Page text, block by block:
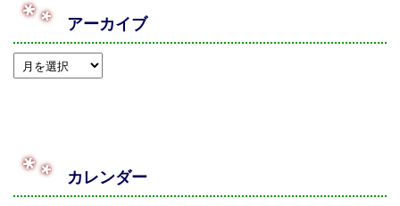
アーカイブ
カレンダー